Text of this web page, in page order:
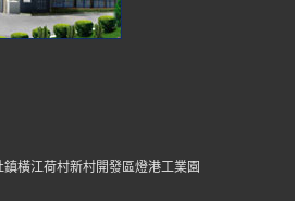
橫江荷村新村開發區燈港工業園